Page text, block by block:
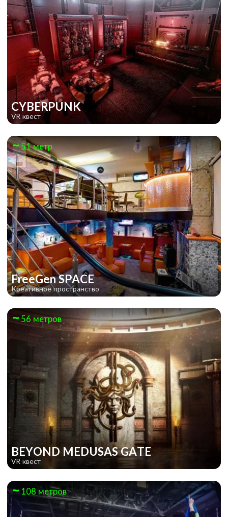
CYBERPUNK
VR квест
51 метр
FreeGen SPACE
Креативное пространство
56 метров
BEYOND MEDUSAS GATE
VR квест
108 метров